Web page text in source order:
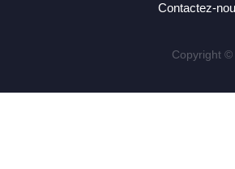
Contactez-
Copyright ©